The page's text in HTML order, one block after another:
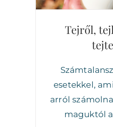
Tejről,
esetekkel,
arról
maguktól